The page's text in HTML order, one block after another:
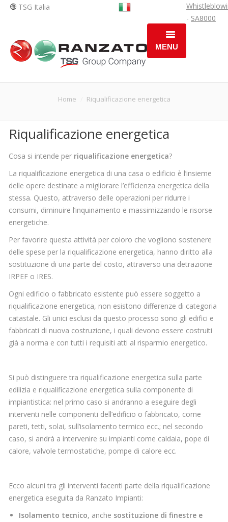
MENU
PROFILO AZIENDALE
SOLUZIONI
NEWS
AREE DI INTERVENTO
OPPORTUNITÀ DI LAVORO
COMPANY PROFILE
AREA CLIENTI
TSG Italia
- SA8000
Home Riqualificazione energetica
Riqualificazione energetica
Cosa si intende per riqualificazione energetica?
La riqualificazione energetica di una casa o edificio è l’insieme
delle opere destinate a migliorare l’efficienza energetica della
stessa. Questo, attraverso delle operazioni per ridurre i
consumi, diminuire l’inquinamento e massimizzando le risorse
energetiche.
Per favorire questa attività per coloro che vogliono sostenere
delle spese per la riqualificazione energetica, hanno diritto alla
sostituzione di una parte del costo, attraverso una detrazione
IRPEF o IRES.
Ogni edificio o fabbricato esistente può essere soggetto a
riqualificazione energetica, non esistono differenze di categoria
catastale. Gli unici esclusi da questo processo sono gli edifici e
fabbricati di nuova costruzione, i quali devono essere costruiti
già a norma e con tutti i requisiti atti al risparmio energetico.
Si può distinguere tra riqualificazione energetica sulla parte
edilizia e riqualificazione energetica sulla componente di
impiantistica: nel primo caso si andranno a eseguire degli
interventi nelle componenti dell’edificio o fabbricato, come
pareti, tetti, solai, sull’isolamento termico ecc.; nel secondo
caso, si andrà a intervenire su impianti come caldaia, pope di
calore, valvole termostatiche, pompe di calore ecc.
Ecco alcuni tra gli interventi facenti parte della riqualificazione
energetica eseguita da Ranzato Impianti:
Isolamento tecnico, anche sostituzione di finestre e